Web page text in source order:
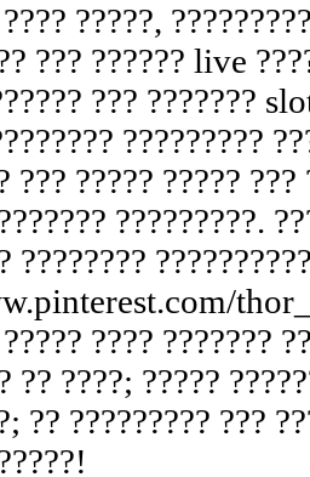
?????,
??? ?????? live
??? ???????
?????????
??? ????? ?????
?????????.
????????
???? ???????
?? ????; ?????
?? ????????? ???